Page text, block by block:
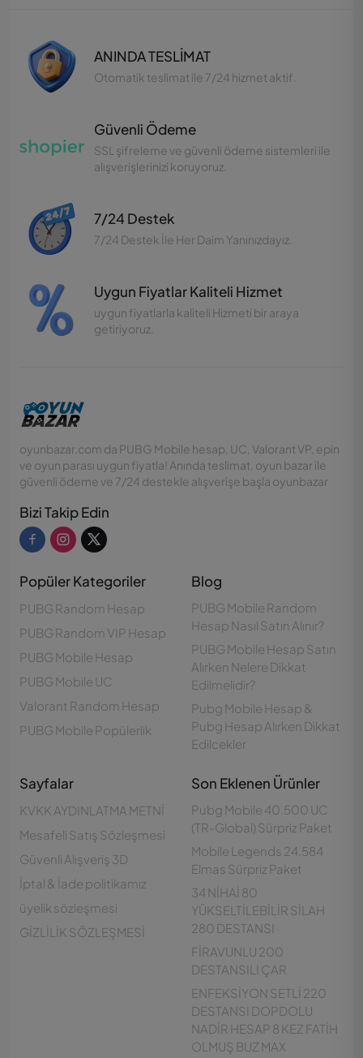
ANINDA TESLİMAT
Otomatik teslimat ile 7/24 hizmet aktif.
Güvenli Ödeme
SSL şifreleme ve güvenli ödeme sistemleri ile
alışverişlerinizi koruyoruz.
7/24 Destek
7/24 Destek İle Her Daim Yanınızdayız.
Uygun Fiyatlar Kaliteli Hizmet
uygun fiyatlarla kaliteli Hizmeti bir araya
getiriyoruz.
oyunbazar.com da PUBG Mobile hesap, UC, Valorant VP, epin
ve oyun parası uygun fiyatla! Anında teslimat, oyun bazar ile
güvenli ödeme ve 7/24 destekle alışverişe başla oyunbazar
Bizi Takip Edin
Popüler Kategoriler
PUBG Random Hesap
PUBG Random VIP Hesap
PUBG Mobile Hesap
PUBG Mobile UC
Valorant Random Hesap
PUBG Mobile Popülerlik
Blog
PUBG Mobile Random
Hesap Nasıl Satın Alınır?
PUBG Mobile Hesap Satın
Alırken Nelere Dikkat
Edilmelidir?
Pubg Mobile Hesap &
Pubg Hesap Alırken Dikkat
Edilcekler
Sayfalar
KVKK AYDINLATMA METNİ
Mesafeli Satış Sözleşmesi
Güvenli Alışveriş 3D
İptal & İade politikamız
üyelik sözleşmesi
GİZLİLİK SÖZLEŞMESİ
Son Eklenen Ürünler
Pubg Mobile 40.500 UC
(TR-Global) Sürpriz Paket
Mobile Legends 24.584
Elmas Sürpriz Paket
34 NİHAİ 80
YÜKSELTİLEBİLİR SİLAH
280 DESTANSI
FİRAVUNLU 200
DESTANSILI ÇAR
ENFEKSİYON SETLİ 220
DESTANSI DOPDOLU
NADİR HESAP 8 KEZ FATİH
OLMUŞ BUZ MAX